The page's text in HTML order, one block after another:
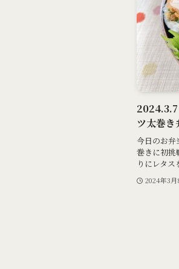
2024.3.7
ツ太巻き
今日のお弁
巻きに初挑
りにレタ
2024年3月